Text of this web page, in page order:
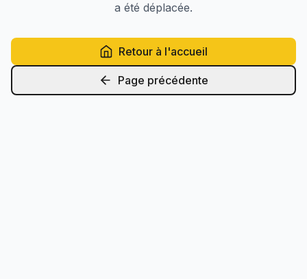
a été déplacée.
Retour à l'accueil
Page précédente